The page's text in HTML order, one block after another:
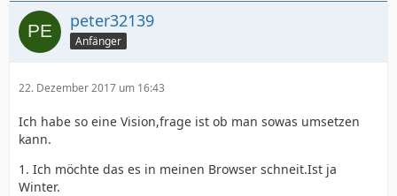
peter32139
Anfänger
22. Dezember 2017 um 16:43
Ich habe so eine Vision,frage ist ob man sowas umsetzen
kann.
1. Ich möchte das es in meinen Browser schneit.Ist ja
Winter.